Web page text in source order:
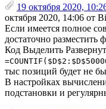
19 октября 2020,
октября 2020, 14:06 от
Если имеется полное
достаточно разместить
Код Выделить
тыс позиций будет не
В настройках
подстановки и